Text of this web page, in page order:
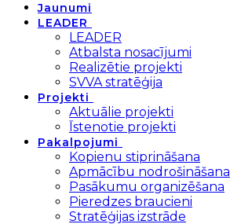
Jaunumi
LEADER
LEADER
Atbalsta nosacījumi
Realizētie projekti
SVVA stratēģija
Projekti
Aktuālie projekti
Īstenotie projekti
Pakalpojumi
Kopienu stiprināšana
Apmācību nodrošināšana
Pasākumu organizēšana
Pieredzes braucieni
Stratēģijas izstrāde